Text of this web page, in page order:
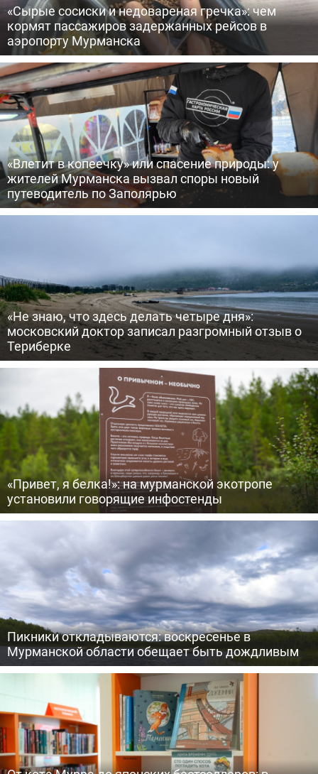
«Сырые сосиски и недовареная гречка»: чем
кормят пассажиров задержанных рейсов в
аэропорту Мурманска
«Влетит в копеечку» или спасение природы: у
жителей Мурманска вызвал споры новый
путеводитель по Заполярью
«Не знаю, что здесь делать четыре дня»:
московский доктор записал разгромный отзыв о
Териберке
«Привет, я белка!»: на мурманской экотропе
установили говорящие инфостенды
Пикники откладываются: воскресенье в
Мурманской области обещает быть дождливым